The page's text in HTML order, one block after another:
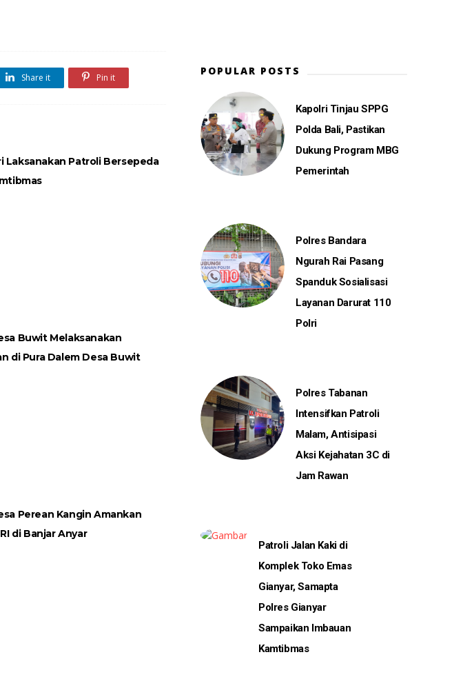
Share it Pin it
Laksanakan Patroli Bersepeda
Buwit Melaksanakan
di Pura Dalem Desa Buwit
Perean Kangin Amankan
di Banjar Anyar
POPULAR POSTS
Kapolri Tinjau SPPG
Polda Bali, Pastikan
Dukung Program MBG
Pemerintah
Polres Bandara
Ngurah Rai Pasang
Spanduk Sosialisasi
Layanan Darurat 110
Polri
Polres Tabanan
Intensifkan Patroli
Malam, Antisipasi
Aksi Kejahatan 3C di
Jam Rawan
Patroli Jalan Kaki di
Komplek Toko Emas
Gianyar, Samapta
Polres Gianyar
Sampaikan Imbauan
Kamtibmas